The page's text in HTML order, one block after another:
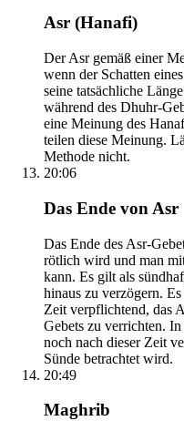
Asr (Hanafi)
Der Asr gemäß einer
wenn der Schatten
seine tatsächliche
während des Dhuhr-
eine Meinung des
teilen diese Meinung.
Methode nicht.
20:06
Das Ende von Asr
Das Ende des Asr-
rötlich wird und man
kann. Es gilt als
hinaus zu verzögern.
Zeit verpflichtend, das
Gebets zu verrichten.
noch nach dieser Zeit
Sünde betrachtet wird.
20:49
Maghrib